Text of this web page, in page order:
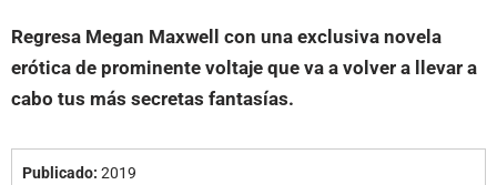
Regresa Megan Maxwell con una exclusiva novela
erótica de prominente voltaje que va a volver a llevar a
cabo tus más secretas fantasías.
Publicado: 2019